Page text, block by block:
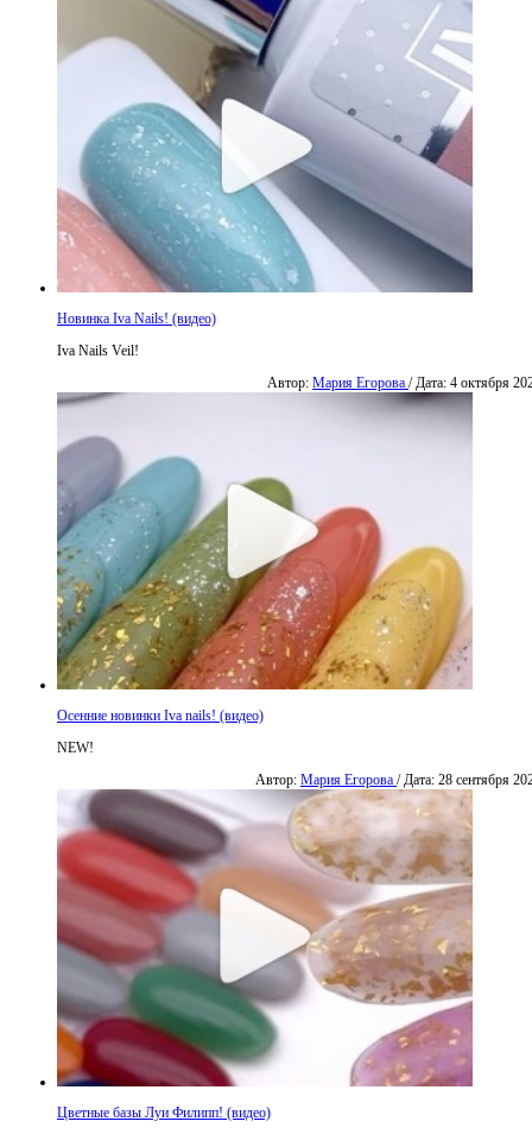
Новинка Iva Nails! (видео)
Iva Nails Veil!
Автор: Мария Егорова / Дата: 4 октября
Осенние новинки Iva nails! (видео)
NEW!
Автор: Мария Егорова / Дата: 28 сентября
Цветные базы Луи Филипп! (видео)